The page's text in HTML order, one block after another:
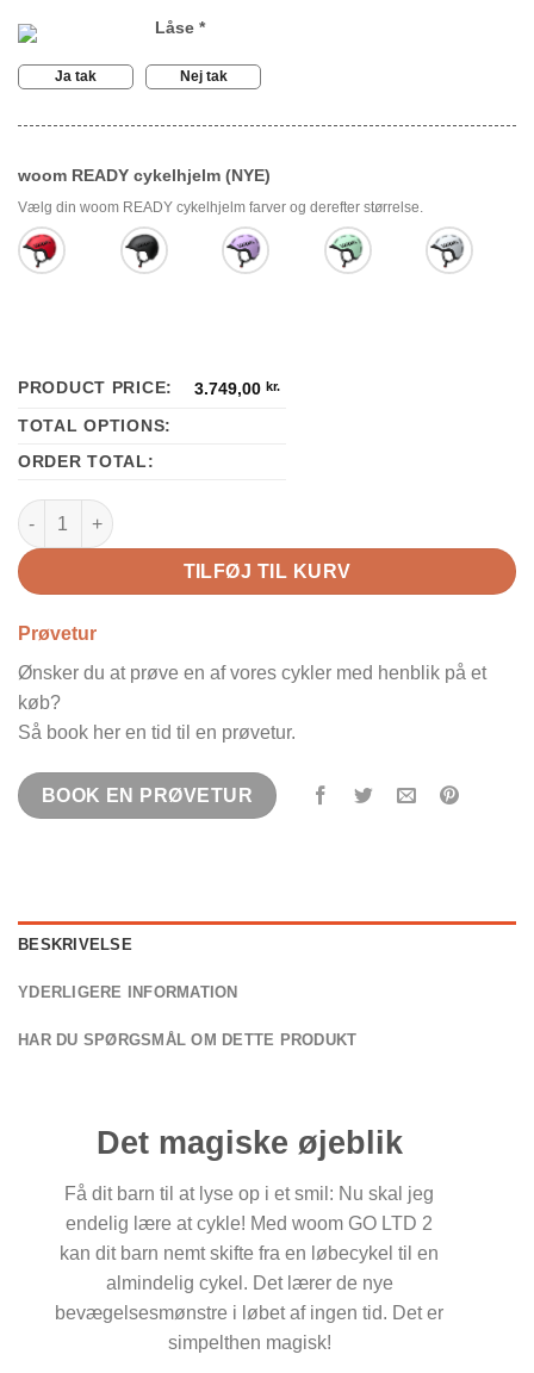
Låse *
Ja tak Nej tak
woom READY cykelhjelm (NYE)
Vælg din woom READY cykelhjelm farver og derefter størrelse.
PRODUCT PRICE: 3.749,00kr.
TOTAL OPTIONS:
ORDER TOTAL:
woom GO 2 LTD Neon Lime antal
TILFØJ TIL KURV
Prøvetur
Ønsker du at prøve en af vores cykler med henblik på et
køb?
Så book her en tid til en prøvetur.
BOOK EN PRØVETUR
BESKRIVELSE
YDERLIGERE INFORMATION
HAR DU SPØRGSMÅL OM DETTE PRODUKT
Det magiske øjeblik
Få dit barn til at lyse op i et smil: Nu skal jeg
endelig lære at cykle! Med woom GO LTD 2
kan dit barn nemt skifte fra en løbecykel til en
almindelig cykel. Det lærer de nye
bevægelsesmønstre i løbet af ingen tid. Det er
simpelthen magisk!